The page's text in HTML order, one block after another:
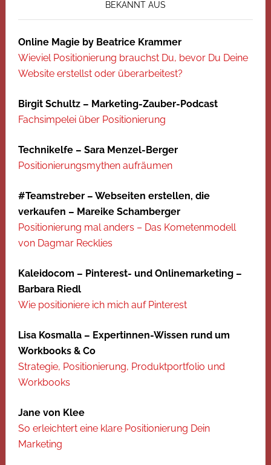
BEKANNT AUS
Online Magie by Beatrice Krammer
Wieviel Positionierung brauchst Du, bevor Du Deine
Website erstellst oder überarbeitest?
Birgit Schultz – Marketing-Zauber-Podcast
Fachsimpelei über Positionierung
Technikelfe – Sara Menzel-Berger
Positionierungsmythen aufräumen
#Teamstreber – Webseiten erstellen, die
verkaufen – Mareike Schamberger
Positionierung mal anders – Das Kometenmodell
von Dagmar Recklies
Kaleidocom – Pinterest- und Onlinemarketing –
Barbara Riedl
Wie positioniere ich mich auf Pinterest
Lisa Kosmalla – Expertinnen-Wissen rund um
Workbooks & Co
Strategie, Positionierung, Produktportfolio und
Workbooks
Jane von Klee
So erleichtert eine klare Positionierung Dein
Marketing